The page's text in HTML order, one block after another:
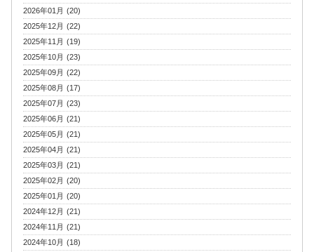
2026年01月 (20)
2025年12月 (22)
2025年11月 (19)
2025年10月 (23)
2025年09月 (22)
2025年08月 (17)
2025年07月 (23)
2025年06月 (21)
2025年05月 (21)
2025年04月 (21)
2025年03月 (21)
2025年02月 (20)
2025年01月 (20)
2024年12月 (21)
2024年11月 (21)
2024年10月 (18)